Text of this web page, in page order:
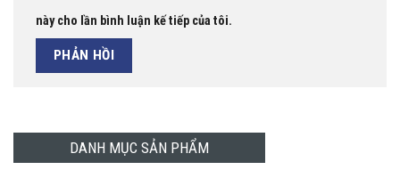
này cho lần bình luận kế tiếp của tôi.
DANH MỤC SẢN PHẨM